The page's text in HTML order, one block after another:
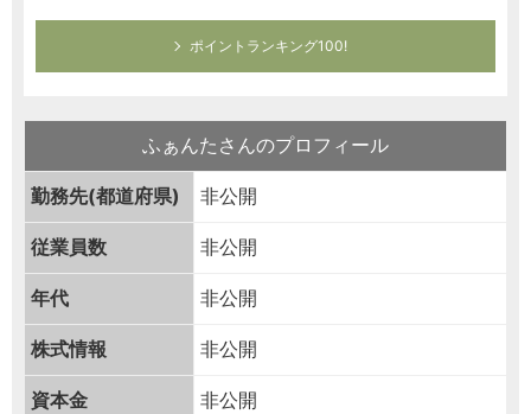
ポイントランキング100!
ふぁんたさんのプロフィール
勤務先(都道府県) 非公開
従業員数 非公開
年代 非公開
株式情報 非公開
資本金 非公開